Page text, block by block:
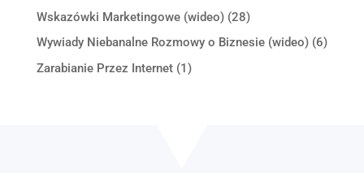
Wskazówki Marketingowe (wideo)(28)
Wywiady Niebanalne Rozmowy o Biznesie (wideo)(6)
Zarabianie Przez Internet(1)